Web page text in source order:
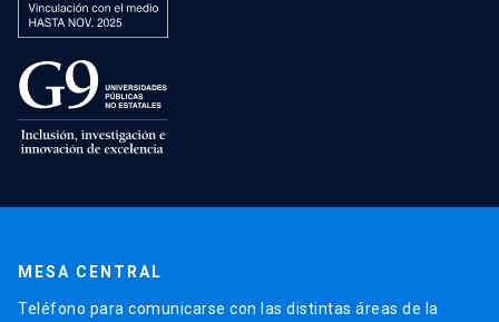
MESA CENTRAL
Teléfono para comunicarse con las distintas áreas de la